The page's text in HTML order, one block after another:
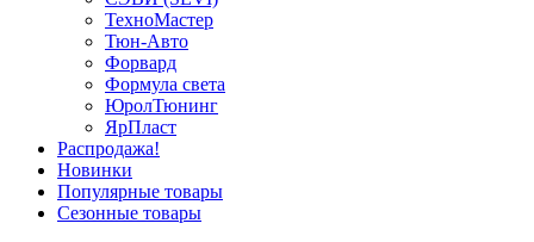
ТехноМастер
Тюн-Авто
Форвард
Формула света
ЮролТюнинг
ЯрПласт
Распродажа!
Новинки
Популярные товары
Сезонные товары